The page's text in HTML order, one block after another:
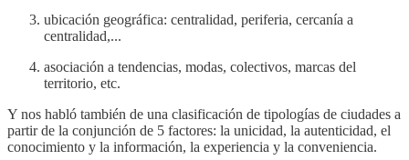
ubicación geográfica: centralidad, periferia, cercanía a
centralidad,...
asociación a tendencias, modas, colectivos, marcas del
territorio, etc.
Y nos habló también de una clasificación de tipologías de ciudades a
partir de la conjunción de 5 factores: la unicidad, la autenticidad, el
conocimiento y la información, la experiencia y la conveniencia.